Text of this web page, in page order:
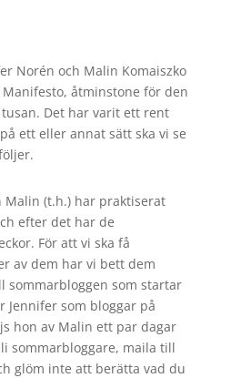
Norén och Malin Komaiszko
åtminstone för den
tusan. Det har varit ett rent
ett eller annat sätt ska vi se
Malin (t.h.) har praktiserat
efter det har de
För att vi ska få
av dem har vi bett dem
sommarbloggen som startar
Jennifer som bloggar på
hon av Malin ett par dagar
sommarbloggare, maila till
glöm inte att berätta vad du